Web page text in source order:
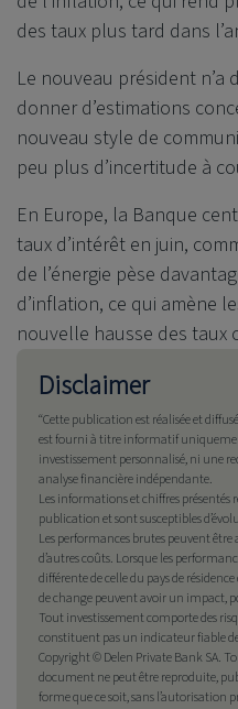
des taux plus tard dans
Le nouveau président n’a
donner d’estimations
nouveau style de
peu plus d’incertitude à
En Europe, la Banque
taux d’intérêt en juin,
de l’énergie pèse
d’inflation, ce qui amène
nouvelle hausse des taux
Disclaimer
“Cette publication est réalisée et
est fourni à titre informatif
investissement personnalisé, ni une
analyse financière indépendante.
Les informations et chiffres
publication et sont susceptibles
Les performances brutes peuvent être
d’autres coûts. Lorsque les
différente de celle du pays de
de change peuvent avoir un impact,
Tout investissement comporte des
constituent pas un indicateur fiable
Copyright ©Delen Private BankSA.
document ne peut être reproduite,
forme que ce soit, sans l’autorisation